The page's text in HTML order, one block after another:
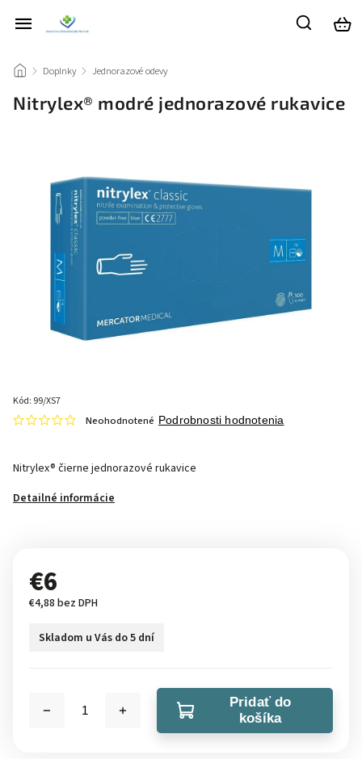
/ Doplnky / Jednorazové odevy
Nitrylex® modré jednorazové rukavice
Kód: 99/XS7
Neohodnotené Podrobnosti hodnotenia
Nitrylex® čierne jednorazové rukavice
Detailné informácie
€6
€4,88 bez DPH
Skladom u Vás do 5 dní
Pridať do
košíka